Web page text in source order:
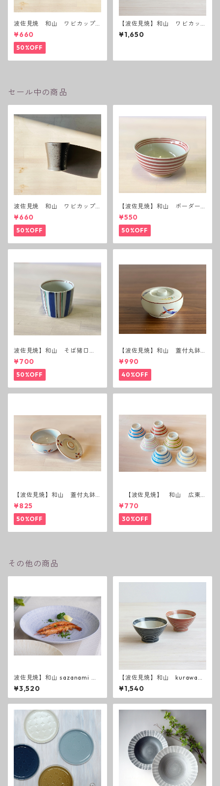
波佐見焼 和山 ワビカップ
黒錆 3種(アウトレット）
¥660
50%OFF
【波佐見焼】和山 ワビカッ
プ 白 - 全6種類 -
¥1,650
セール中の商品
波佐見焼 和山 ワビカップ
黒錆 3種(アウトレット）
¥660
50%OFF
【波佐見焼】和山 ボーダー
茶碗 赤
¥550
50%OFF
波佐見焼】和山 そば猪口
（十草）
¥700
50%OFF
【波佐見焼】和山 蓋付丸鉢
(唐辛子)
¥990
40%OFF
【波佐見焼】和山 蓋付丸鉢
(花絵)
¥825
50%OFF
【波佐見焼】 和山 広東
碗 二色ボーダー 全6パター
ン
¥770
30%OFF
その他の商品
波佐見焼】和山 sazanami ７
寸皿
¥3,520
【波佐見焼】和山 kurawank
a碗 藍駒・朱駒
¥1,540